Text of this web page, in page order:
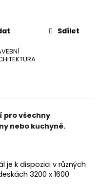
Sdílet
pro všechny
nebo kuchyně.
je k dispozici v různých
3200 x 1600